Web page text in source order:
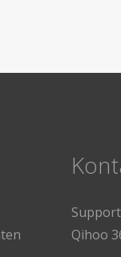
Support
Qihoo